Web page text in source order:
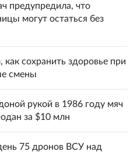
предупредила, что
могут остаться без
как сохранить здоровье при
смены
рукой в 1986 году мяч
за $10 млн
75 дронов ВСУ над